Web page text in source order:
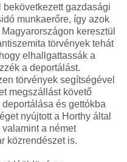
gazdasági
munkaerőre, így azok
keresztül
törvények tehát
elhallgattassák a
a deportálást.
törvények segítségével
megszállást követő
és gettókba
nyújtott a Horthy által
valamint a német
közrendészet is.